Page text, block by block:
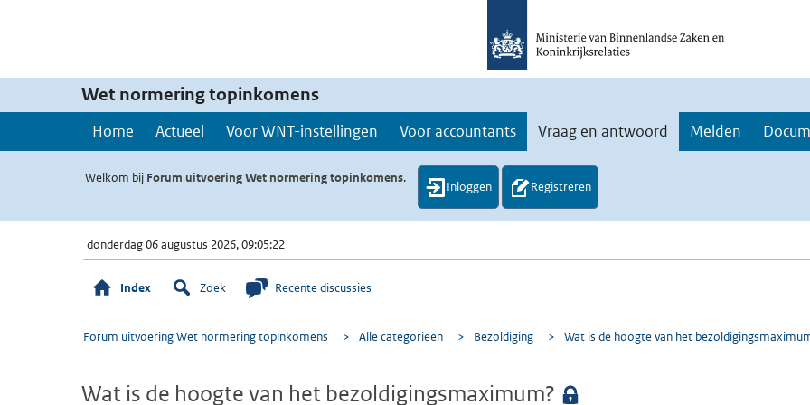
Wet normering topinkomens
Home Actueel Voor WNT-instellingen Voor accountants Vraag en antwoord Melden
Welkom bij Forum uitvoering Wet normering topinkomens.
Inloggen Registreren
donderdag 06 augustus 2026, 09:05:22
Index Zoek Recente discussies
Forum uitvoering Wet normering topinkomens > Alle categorieen > Bezoldiging > Wat is de hoogte van het
Wat is de hoogte van het bezoldigingsmaximum?